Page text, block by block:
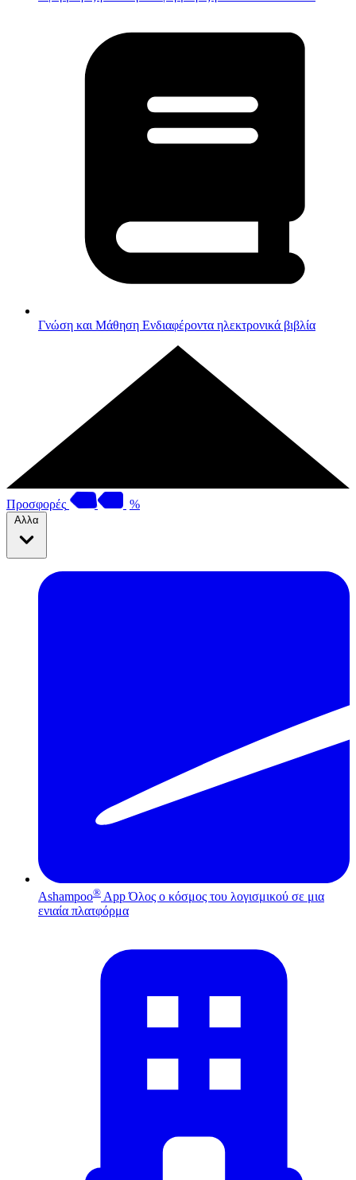
Γνώση και Μάθηση Ενδιαφέροντα ηλεκτρονικά βιβλία
Προσφορές %
Αλλα
Ashampoo® App Όλος ο κόσμος του λογισμικού σε μια
ενιαία πλατφόρμα